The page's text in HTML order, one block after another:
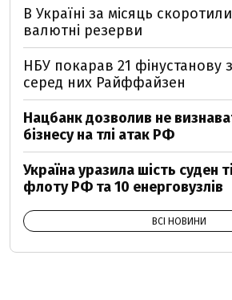
В Україні за місяць
валютні резерви
НБУ покарав 21 фінустанову
серед них Райффайзен
Нацбанк дозволив не
бізнесу на тлі атак РФ
Україна уразила шість суден
флоту РФ та 10 енерговузлів
ВСІ НОВИНИ